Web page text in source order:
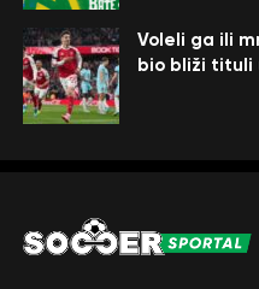
Voleli ga ili
bio bliži tituli